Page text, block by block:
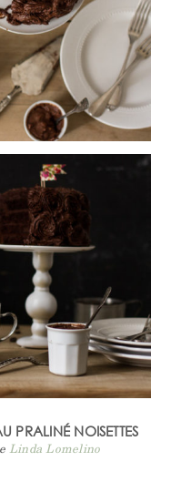
PRALINÉ NOISETTES
Linda Lomelino